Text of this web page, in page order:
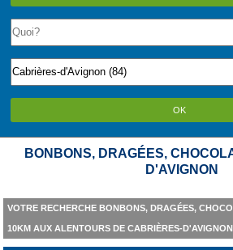
OK
BONBONS, DRAGÉES,
D'AVIGNON
VOTRE RECHERCHE BONBONS, DRAGÉES,
10KM AUX ALENTOURS DE CABRIÈRES-D'AVIGNON